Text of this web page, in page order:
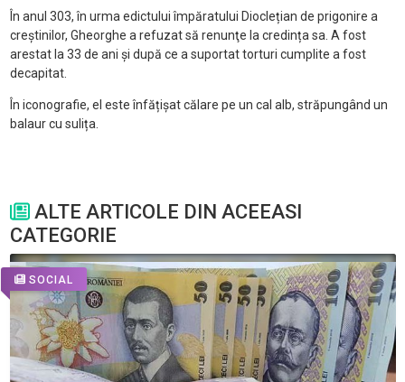
În anul 303, în urma edictului împăratului Dioclețian de prigonire a
creștinilor, Gheorghe a refuzat să renunţe la credința sa. A fost
arestat la 33 de ani și după ce a suportat torturi cumplite a fost
decapitat.
În iconografie, el este înfățișat călare pe un cal alb, străpungând un
balaur cu sulița.
ALTE ARTICOLE DIN ACEEASI
CATEGORIE
SOCIAL